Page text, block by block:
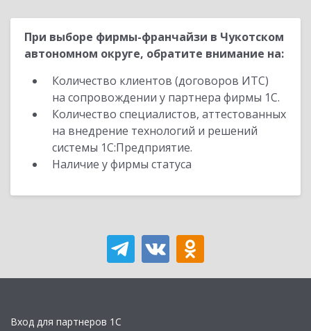
При выборе фирмы-франчайзи в Чукотском
автономном округе, обратите внимание на:
Количество клиентов (договоров ИТС)
на сопровождении у партнера фирмы 1С.
Количество специалистов, аттестованных
на внедрение технологий и решений
системы 1С:Предприятие.
Наличие у фирмы статуса
Вход для партнеров 1С